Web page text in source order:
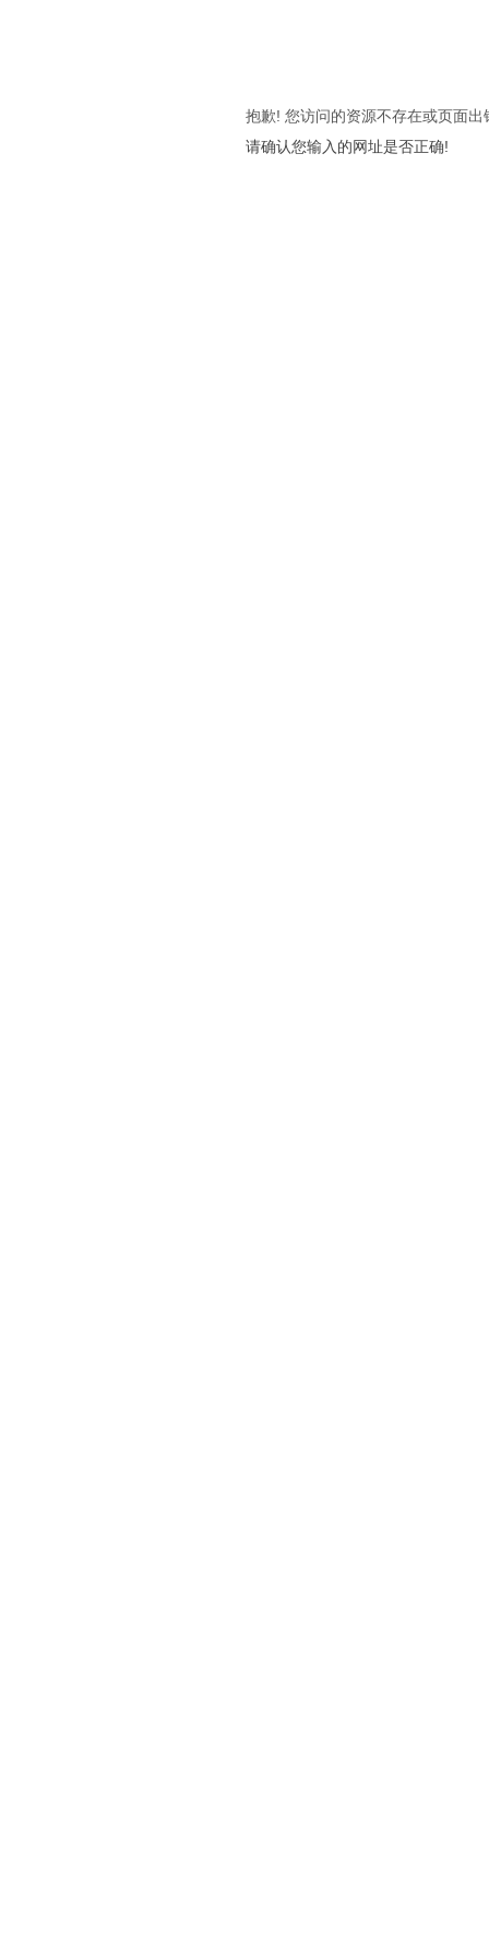
抱歉! 您访问的资源不存在或页面出
请确认您输入的网址是否正确!